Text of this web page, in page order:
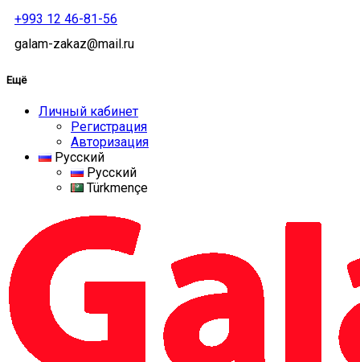
+993 12 46-81-56
galam-zakaz@mail.ru
Ещё
Личный кабинет
Регистрация
Авторизация
Русский
Русский
Türkmençe